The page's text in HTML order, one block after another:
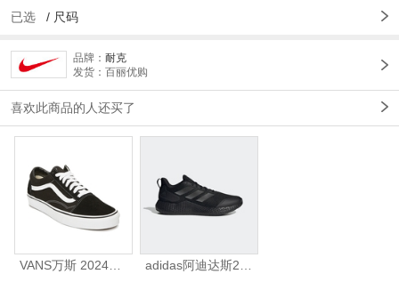
已选 / 尺码
品牌： 耐克
发货：百丽优购
喜欢此商品的人还买了
VANS万斯 2024年新款中性OldSkool帆布鞋/硫化鞋VN000D3HY28（延续款）